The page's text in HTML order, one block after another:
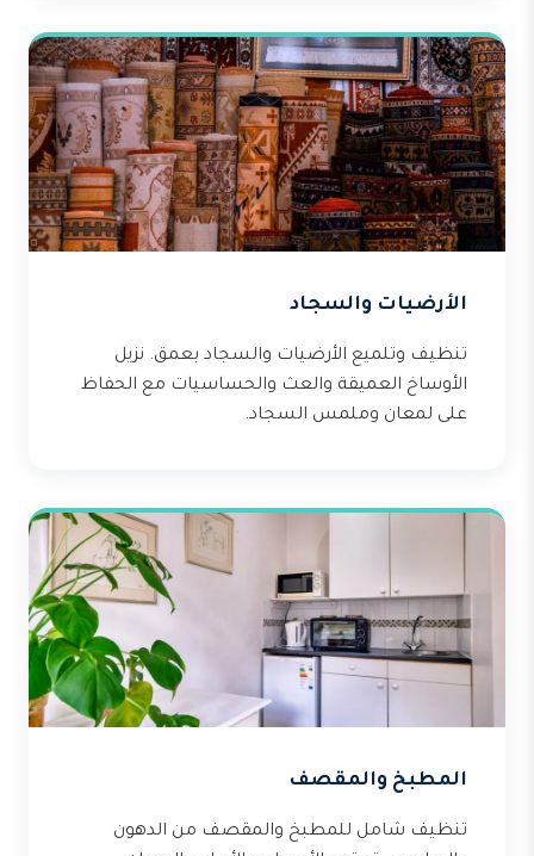
الأرضيات والسجاد
تنظيف وتلميع الأرضيات والسجاد بعمق. نزيل
الأوساخ العميقة والعث والحساسيات مع الحفاظ
على لمعان وملمس السجاد.
المطبخ والمقصف
تنظيف شامل للمطبخ والمقصف من الدهون